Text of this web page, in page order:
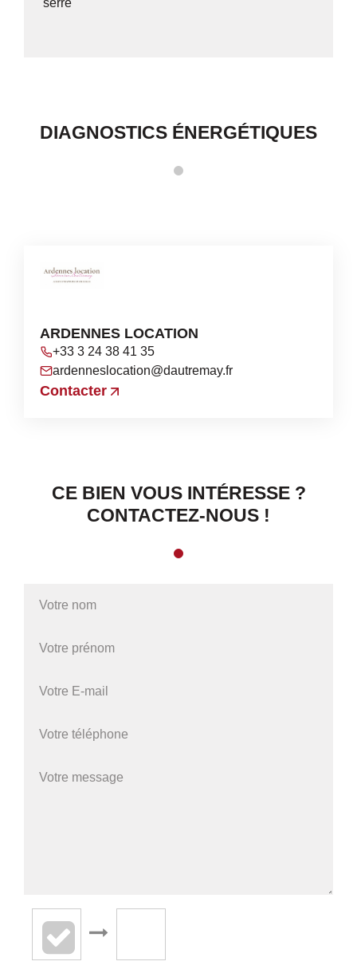
serre
DIAGNOSTICS ÉNERGÉTIQUES
ARDENNES LOCATION
+33 3 24 38 41 35
ardenneslocation@dautremay.fr
Contacter
CE BIEN VOUS INTÉRESSE ?
CONTACTEZ-NOUS !